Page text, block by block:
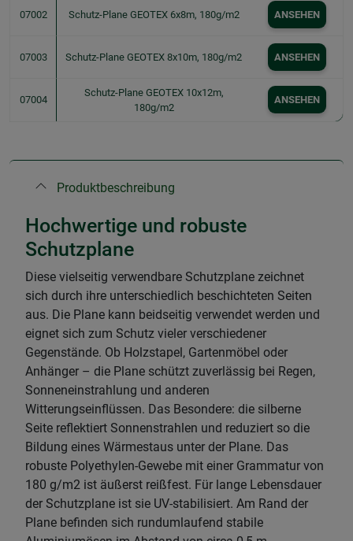
07002 Schutz-Plane GEOTEX 6x8m, 180g/m2 ANSEHEN
07003 Schutz-Plane GEOTEX 8x10m, 180g/m2 ANSEHEN
07004
Schutz-Plane GEOTEX 10x12m,
180g/m2
ANSEHEN
Produktbeschreibung
Hochwertige und robuste
Schutzplane
Diese vielseitig verwendbare Schutzplane zeichnet
sich durch ihre unterschiedlich beschichteten Seiten
aus. Die Plane kann beidseitig verwendet werden und
eignet sich zum Schutz vieler verschiedener
Gegenstände. Ob Holzstapel, Gartenmöbel oder
Anhänger – die Plane schützt zuverlässig bei Regen,
Sonneneinstrahlung und anderen
Witterungseinflüssen. Das Besondere: die silberne
Seite reflektiert Sonnenstrahlen und reduziert so die
Bildung eines Wärmestaus unter der Plane. Das
robuste Polyethylen-Gewebe mit einer Grammatur von
180 g/m2 ist äußerst reißfest. Für lange Lebensdauer
der Schutzplane ist sie UV-stabilisiert. Am Rand der
Plane befinden sich rundumlaufend stabile